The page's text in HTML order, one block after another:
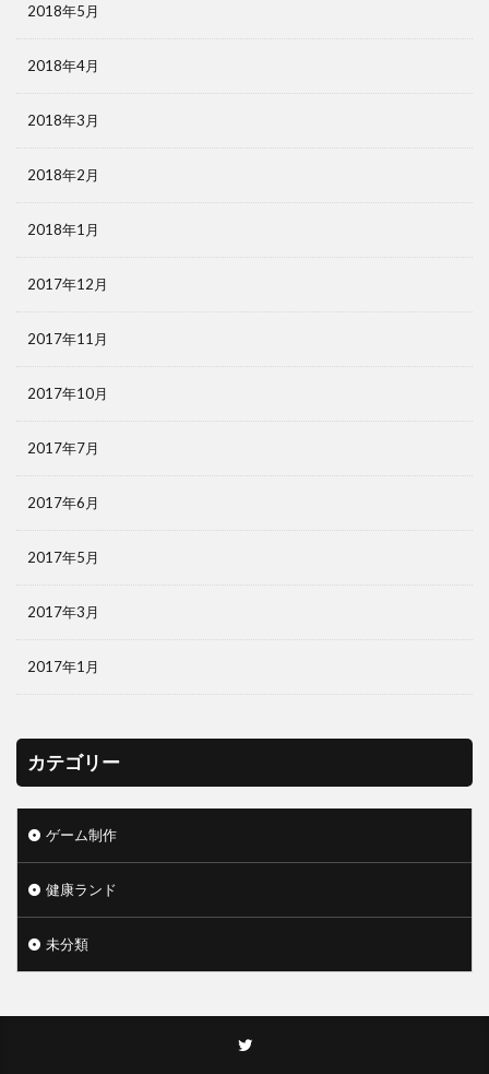
2018年5月
2018年4月
2018年3月
2018年2月
2018年1月
2017年12月
2017年11月
2017年10月
2017年7月
2017年6月
2017年5月
2017年3月
2017年1月
カテゴリー
ゲーム制作
健康ランド
未分類